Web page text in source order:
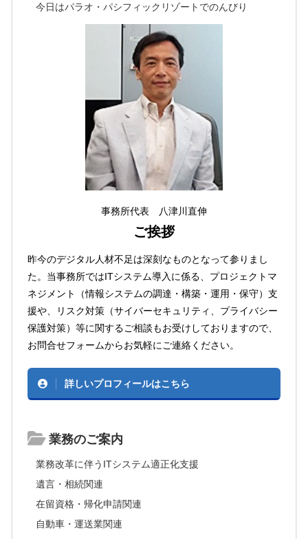
今日はパラオ・パシフィックリゾートでのんびり
事務所代表 八津川直伸
ご挨拶
昨今のデジタル人材不足は深刻なものとなって参りまし
た。当事務所ではITシステム導入に係る、プロジェクトマ
ネジメント（情報システムの調達・構築・運用・保守）支
援や、リスク対策（サイバーセキュリティ、プライバシー
保護対策）等に関するご相談もお受けしておりますので、
お問合せフォームからお気軽にご連絡ください。
詳しいプロフィールはこちら
業務のご案内
業務改革に伴うITシステム適正化支援
遺言・相続関連
在留資格・帰化申請関連
自動車・運送業関連